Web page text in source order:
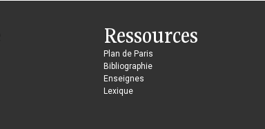
Ressources
Plan de Paris
Bibliographie
Enseignes
Lexique